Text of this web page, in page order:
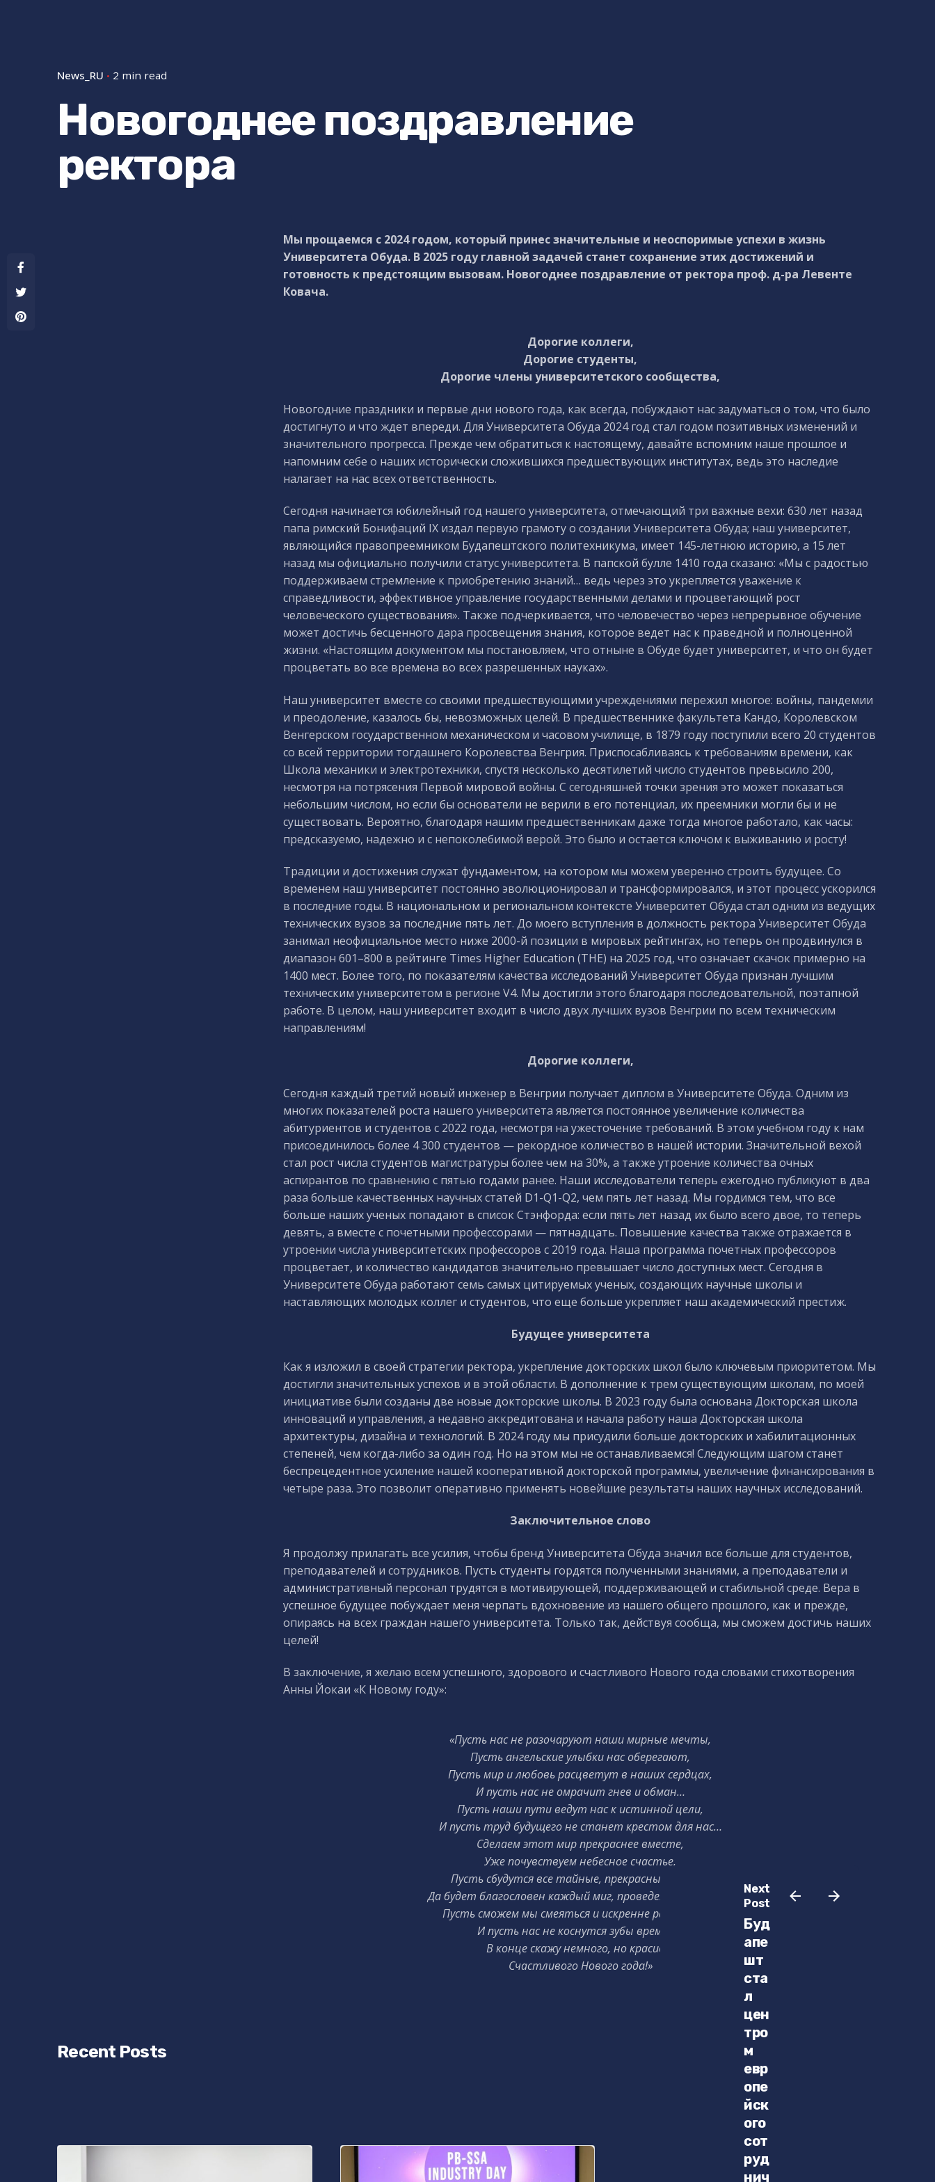
News_RU 2 min read
Новогоднее поздравление
ректора
Мы прощаемся с 2024 годом, который принес значительные и неоспоримые успехи в жизнь
Университета Обуда. В 2025 году главной задачей станет сохранение этих достижений и
готовность к предстоящим вызовам. Новогоднее поздравление от ректора проф. д-ра Левенте
Ковача.
Дорогие коллеги,
Дорогие студенты,
Дорогие члены университетского сообщества,
Новогодние праздники и первые дни нового года, как всегда, побуждают нас задуматься о том, что было
достигнуто и что ждет впереди. Для Университета Обуда 2024 год стал годом позитивных изменений и
значительного прогресса. Прежде чем обратиться к настоящему, давайте вспомним наше прошлое и
напомним себе о наших исторически сложившихся предшествующих институтах, ведь это наследие
налагает на нас всех ответственность.
Сегодня начинается юбилейный год нашего университета, отмечающий три важные вехи: 630 лет назад
папа римский Бонифаций IX издал первую грамоту о создании Университета Обуда; наш университет,
являющийся правопреемником Будапештского политехникума, имеет 145-летнюю историю, а 15 лет
назад мы официально получили статус университета. В папской булле 1410 года сказано: «Мы с радостью
поддерживаем стремление к приобретению знаний… ведь через это укрепляется уважение к
справедливости, эффективное управление государственными делами и процветающий рост
человеческого существования». Также подчеркивается, что человечество через непрерывное обучение
может достичь бесценного дара просвещения знания, которое ведет нас к праведной и полноценной
жизни. «Настоящим документом мы постановляем, что отныне в Обуде будет университет, и что он будет
процветать во все времена во всех разрешенных науках».
Наш университет вместе со своими предшествующими учреждениями пережил многое: войны, пандемии
и преодоление, казалось бы, невозможных целей. В предшественнике факультета Кандо, Королевском
Венгерском государственном механическом и часовом училище, в 1879 году поступили всего 20 студентов
со всей территории тогдашнего Королевства Венгрия. Приспосабливаясь к требованиям времени, как
Школа механики и электротехники, спустя несколько десятилетий число студентов превысило 200,
несмотря на потрясения Первой мировой войны. С сегодняшней точки зрения это может показаться
небольшим числом, но если бы основатели не верили в его потенциал, их преемники могли бы и не
существовать. Вероятно, благодаря нашим предшественникам даже тогда многое работало, как часы:
предсказуемо, надежно и с непоколебимой верой. Это было и остается ключом к выживанию и росту!
Традиции и достижения служат фундаментом, на котором мы можем уверенно строить будущее. Со
временем наш университет постоянно эволюционировал и трансформировался, и этот процесс ускорился
в последние годы. В национальном и региональном контексте Университет Обуда стал одним из ведущих
технических вузов за последние пять лет. До моего вступления в должность ректора Университет Обуда
занимал неофициальное место ниже 2000-й позиции в мировых рейтингах, но теперь он продвинулся в
диапазон 601–800 в рейтинге Times Higher Education (THE) на 2025 год, что означает скачок примерно на
1400 мест. Более того, по показателям качества исследований Университет Обуда признан лучшим
техническим университетом в регионе V4. Мы достигли этого благодаря последовательной, поэтапной
работе. В целом, наш университет входит в число двух лучших вузов Венгрии по всем техническим
направлениям!
Дорогие коллеги,
Сегодня каждый третий новый инженер в Венгрии получает диплом в Университете Обуда. Одним из
многих показателей роста нашего университета является постоянное увеличение количества
абитуриентов и студентов с 2022 года, несмотря на ужесточение требований. В этом учебном году к нам
присоединилось более 4 300 студентов — рекордное количество в нашей истории. Значительной вехой
стал рост числа студентов магистратуры более чем на 30%, а также утроение количества очных
аспирантов по сравнению с пятью годами ранее. Наши исследователи теперь ежегодно публикуют в два
раза больше качественных научных статей D1-Q1-Q2, чем пять лет назад. Мы гордимся тем, что все
больше наших ученых попадают в список Стэнфорда: если пять лет назад их было всего двое, то теперь
девять, а вместе с почетными профессорами — пятнадцать. Повышение качества также отражается в
утроении числа университетских профессоров с 2019 года. Наша программа почетных профессоров
процветает, и количество кандидатов значительно превышает число доступных мест. Сегодня в
Университете Обуда работают семь самых цитируемых ученых, создающих научные школы и
наставляющих молодых коллег и студентов, что еще больше укрепляет наш академический престиж.
Будущее университета
Как я изложил в своей стратегии ректора, укрепление докторских школ было ключевым приоритетом. Мы
достигли значительных успехов и в этой области. В дополнение к трем существующим школам, по моей
инициативе были созданы две новые докторские школы. В 2023 году была основана Докторская школа
инноваций и управления, а недавно аккредитована и начала работу наша Докторская школа
архитектуры, дизайна и технологий. В 2024 году мы присудили больше докторских и хабилитационных
степеней, чем когда-либо за один год. Но на этом мы не останавливаемся! Следующим шагом станет
беспрецедентное усиление нашей кооперативной докторской программы, увеличение финансирования в
четыре раза. Это позволит оперативно применять новейшие результаты наших научных исследований.
Заключительное слово
Я продолжу прилагать все усилия, чтобы бренд Университета Обуда значил все больше для студентов,
преподавателей и сотрудников. Пусть студенты гордятся полученными знаниями, а преподаватели и
административный персонал трудятся в мотивирующей, поддерживающей и стабильной среде. Вера в
успешное будущее побуждает меня черпать вдохновение из нашего общего прошлого, как и прежде,
опираясь на всех граждан нашего университета. Только так, действуя сообща, мы сможем достичь наших
целей!
В заключение, я желаю всем успешного, здорового и счастливого Нового года словами стихотворения
Анны Йокаи «К Новому году»:
«Пусть нас не разочаруют наши мирные мечты,
Пусть ангельские улыбки нас оберегают,
Пусть мир и любовь расцветут в наших сердцах,
И пусть нас не омрачит гнев и обман…
Пусть наши пути ведут нас к истинной цели,
И пусть труд будущего не станет крестом для нас…
Сделаем этот мир прекраснее вместе,
Уже почувствуем небесное счастье,
Пусть сбудутся все тайные, прекрасные мечты,
Да будет благословен каждый миг, проведенный вместе,
Пусть сможем мы смеяться и искренне радоваться,
И пусть нас не коснутся зубы времени.
В конце скажу немного, но красиво:
Счастливого Нового года!»
Next
Post
Буд
апе
шт
ста
л
цен
тро
м
евр
опе
йск
ого
сот
руд
нич
Recent Posts